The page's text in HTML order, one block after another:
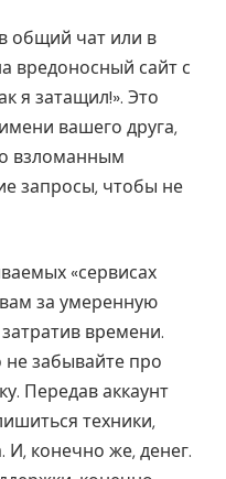
общий чат или в
вредоносный сайт с
я затащил!». Это
вашего друга,
взломанным
запросы, чтобы не
«сервисах
за умеренную
времени.
не забывайте про
Передав аккаунт
техники,
И, конечно же, денег.